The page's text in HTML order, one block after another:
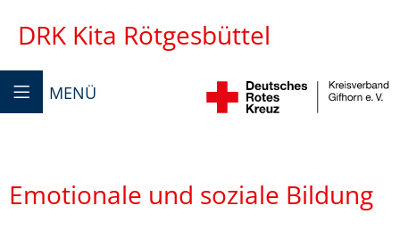
DRK Kita Rötgesbüttel
MENÜ
Emotionale und soziale Bildung